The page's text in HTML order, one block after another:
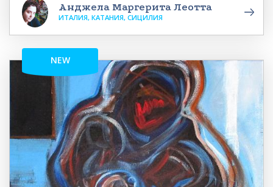
Анджела Маргерита Леотта
ИТАЛИЯ, КАТАНИЯ, СИЦИЛИЯ
NEW